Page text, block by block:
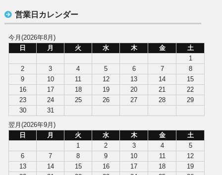
営業日カレンダー
今月(2026年8月)
日
月 火 水 木 金
土
1
2
3 4 5 6 7
8
9
10 11 12 13 14
15
16
17 18 19 20 21
22
23
24 25 26 27 28
29
30
31
翌月(2026年9月)
日
月 火 水 木 金
土
1
2 3 4
5
6
7 8 9 10 11
12
13
14 15 16 17 18
19